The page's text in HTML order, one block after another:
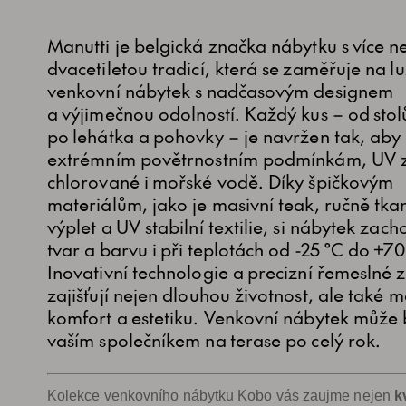
Manutti je belgická značka nábytku s více
dvacetiletou tradicí, která se zaměřuje na
venkovní nábytek s nadčasovým designem
a výjimečnou odolností. Každý kus – od
po lehátka a pohovky – je navržen tak,
extrémním povětrnostním podmínkám, UV
chlorované i mořské vodě. Díky špičkovým
materiálům, jako je masivní teak, ručně
výplet a UV stabilní textilie, si nábytek
tvar a barvu i při teplotách od -25 °C do +70
Inovativní technologie a precizní řemeslné
zajišťují nejen dlouhou životnost, ale také
komfort a estetiku. Venkovní nábytek může
vaším společníkem na terase po celý rok.
Kolekce venkovního nábytku Kobo vás zaujme nejen